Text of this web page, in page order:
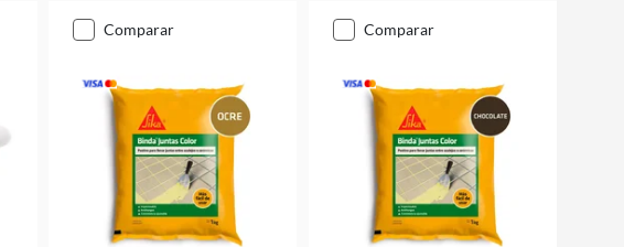
comparar comparar